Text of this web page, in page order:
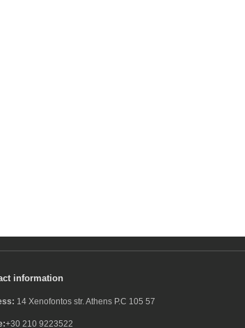
information
14 Xenofontos str. Athens P.C 105 57
+30 210 9223522